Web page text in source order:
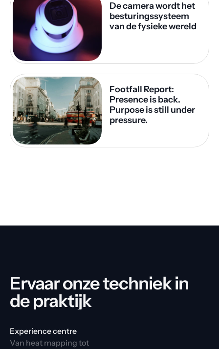
De camera wordt het
besturingssysteem
van de fysieke wereld
Footfall Report:
Presence is back.
Purpose is still under
pressure.
Ervaar onze techniek in
de praktijk
Experience centre
Van heat mapping tot